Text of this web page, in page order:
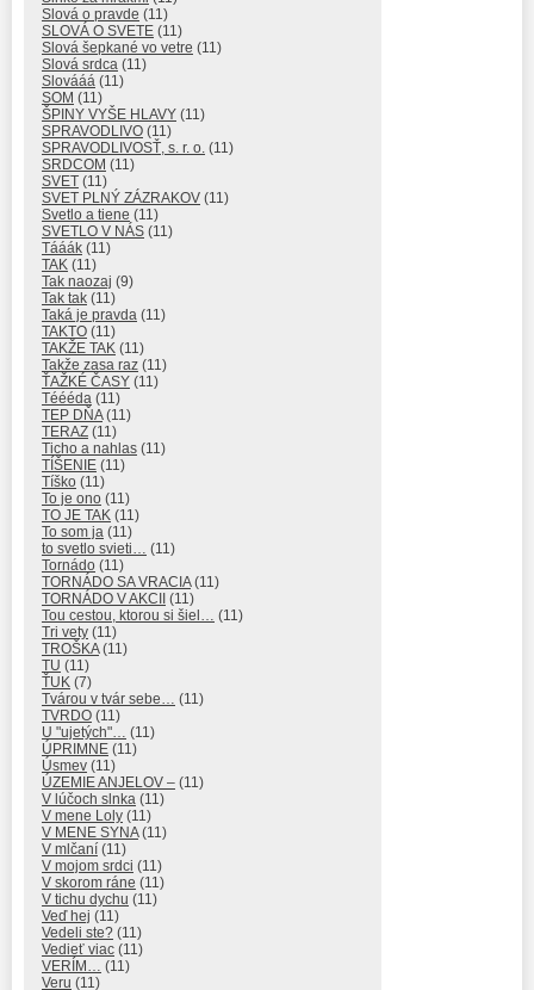
Slová o pravde (11)
SLOVÁ O SVETE (11)
Slová šepkané vo vetre (11)
Slová srdca (11)
Slovááá (11)
SOM (11)
ŠPINY VYŠE HLAVY (11)
SPRAVODLIVO (11)
SPRAVODLIVOSŤ, s. r. o. (11)
SRDCOM (11)
SVET (11)
SVET PLNÝ ZÁZRAKOV (11)
Svetlo a tiene (11)
SVETLO V NÁS (11)
Tááák (11)
TAK (11)
Tak naozaj (9)
Tak tak (11)
Taká je pravda (11)
TAKTO (11)
TAKŽE TAK (11)
Takže zasa raz (11)
ŤAŽKÉ ČASY (11)
Téééda (11)
TEP DŇA(11)
TERAZ (11)
Ticho a nahlas (11)
TÍŠENIE (11)
Tíško (11)
To je ono (11)
TO JE TAK (11)
To som ja (11)
to svetlo svieti… (11)
Tornádo (11)
TORNÁDO SA VRACIA(11)
TORNÁDO V AKCII
(11)
Tou cestou, ktorou si šiel… (11)
Tri vety (11)
TROŠKA(11)
TU (11)
ŤUK (7)
Tvárou v tvár sebe… (11)
TVRDO (11)
U "ujetých"… (11)
ÚPRIMNE (11)
Úsmev (11)
ÚZEMIE ANJELOV – (11)
V lúčoch slnka (11)
V mene Loly (11)
V MENE SYNA(11)
V mlčaní (11)
V mojom srdci (11)
V skorom ráne (11)
V tichu dychu (11)
Veď hej (11)
Vedeli ste? (11)
Vedieť viac (11)
VERÍM… (11)
Veru (11)